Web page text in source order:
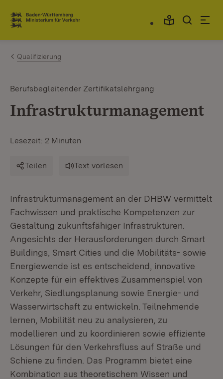
Zum Inhalt springen
Link zur Startseite
Qualifizierung
Berufsbegleitender Zertifikatslehrgang
Infrastrukturmanagement
Lesezeit: 2 Minuten
Teilen Text vorlesen
Infrastrukturmanagement an der DHBW vermittelt
Fachwissen und praktische Kompetenzen zur
Gestaltung zukunftsfähiger Infrastrukturen.
Angesichts der Herausforderungen durch Smart
Buildings, Smart Cities und die Mobilitäts- sowie
Energiewende ist es entscheidend, innovative
Konzepte für ein effektives Zusammenspiel von
Verkehr, Siedlungsplanung sowie Energie- und
Wasserwirtschaft zu entwickeln. Teilnehmende
lernen, Mobilität neu zu analysieren, zu
modellieren und zu koordinieren sowie effiziente
Lösungen für den Verkehrsfluss auf Straße und
Schiene zu finden. Das Programm bietet eine
Kombination aus theoretischem Wissen und